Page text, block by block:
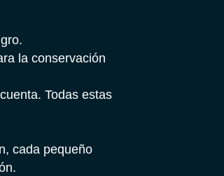
la conservación
Todas estas
cada pequeño